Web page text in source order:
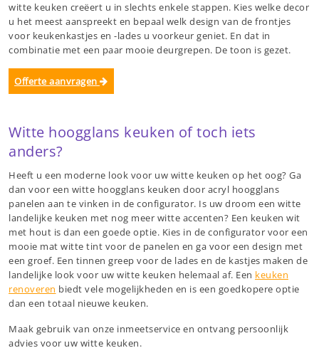
witte keuken creëert u in slechts enkele stappen. Kies welke decor
u het meest aanspreekt en bepaal welk design van de frontjes
voor keukenkastjes en -lades u voorkeur geniet. En dat in
combinatie met een paar mooie deurgrepen. De toon is gezet.
Offerte aanvragen
Witte hoogglans keuken of toch iets
anders?
Heeft u een moderne look voor uw witte keuken op het oog? Ga
dan voor een witte hoogglans keuken door acryl hoogglans
panelen aan te vinken in de configurator. Is uw droom een witte
landelijke keuken met nog meer witte accenten? Een keuken wit
met hout is dan een goede optie. Kies in de configurator voor een
mooie mat witte tint voor de panelen en ga voor een design met
een groef. Een tinnen greep voor de lades en de kastjes maken de
landelijke look voor uw witte keuken helemaal af. Een keuken
renoveren biedt vele mogelijkheden en is een goedkopere optie
dan een totaal nieuwe keuken.
Maak gebruik van onze inmeetservice en ontvang persoonlijk
advies voor uw witte keuken.